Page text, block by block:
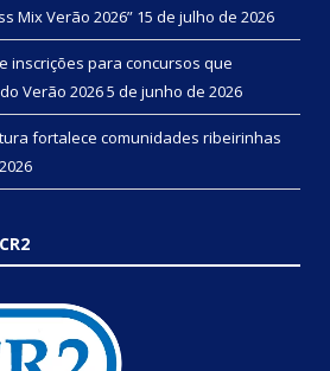
Mix Verão 2026” 15 de julho de 2026
inscrições para concursos que
Verão 20265 de junho de 2026
fortalece comunidades ribeirinhas